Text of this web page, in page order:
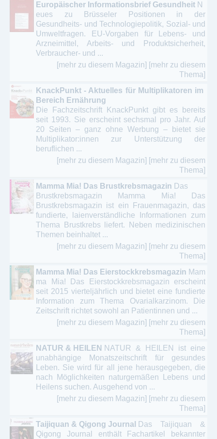
Europäischer Informationsbrief Gesundheit N
eues zu Brüsseler Positionen in der
Gesundheits- und Technologiepolitik, Sozial- und
Umweltfragen. EU-Vorgaben für Lebens- und
Arzneimittel, Arbeits- und Produktsicherheit,
Verbraucher- und ...
[mehr zu diesem Magazin] [mehr zu diesem
Thema]
KnackPunkt - Aktuelles für Multiplikatoren im
Bereich Ernährung
Die Fachzeitschrift KnackPunkt gibt es bereits
seit 1993. Sie erscheint sechsmal pro Jahr. Auf
20 Seiten – ganz ohne Werbung – bietet sie
Multiplikator:innen zur Unterstützung der
beruflichen ...
[mehr zu diesem Magazin] [mehr zu diesem
Thema]
Mamma Mia! Das Brustkrebsmagazin Das
Brustkrebsmagazin Mamma Mia! Das
Brustkrebsmagazin ist ein Frauenmagazin, das
fundierte, laienverständliche Informationen zum
Thema Brustkrebs liefert. Neben medizinischen
Themen beinhaltet ...
[mehr zu diesem Magazin] [mehr zu diesem
Thema]
Mamma Mia! Das Eierstockkrebsmagazin Mam
ma Mia! Das Eierstockkrebsmagazin erscheint
seit 2015 vierteljährlich und bietet eine fundierte
Information zum Thema Ovarialkarzinom. Die
Zeitschrift richtet sowohl an Patientinnen und ...
[mehr zu diesem Magazin] [mehr zu diesem
Thema]
NATUR & HEILEN NATUR & HEILEN ist eine
unabhängige Monatszeitschrift für gesundes
Leben. Sie wird für all jene herausgegeben, die
nach Möglichkeiten naturgemäßen Lebens und
Heilens suchen. Ausgehend von ...
[mehr zu diesem Magazin] [mehr zu diesem
Thema]
Taijiquan & Qigong Journal
Das Taijiquan &
Qigong Journal enthält Fachartikel bekannter